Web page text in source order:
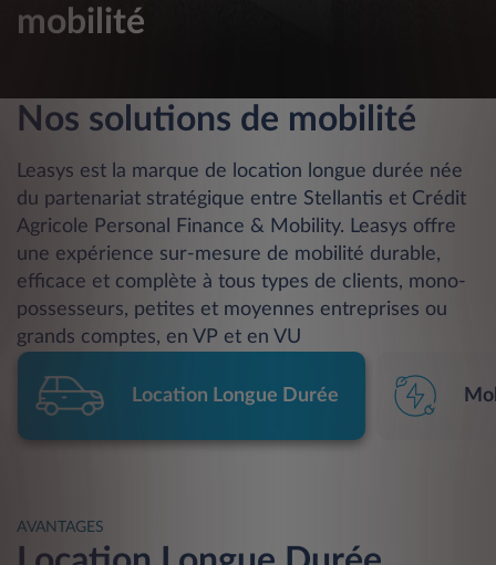
mobilité
Nos solutions de mobilité
Leasys est la marque de location longue durée née
du partenariat stratégique entre Stellantis et Crédit
Agricole Personal Finance & Mobility. Leasys offre
une expérience sur-mesure de mobilité durable,
efficace et complète à tous types de clients, mono-
possesseurs, petites et moyennes entreprises ou
grands comptes, en VP et en VU
Location Longue Durée
AVANTAGES